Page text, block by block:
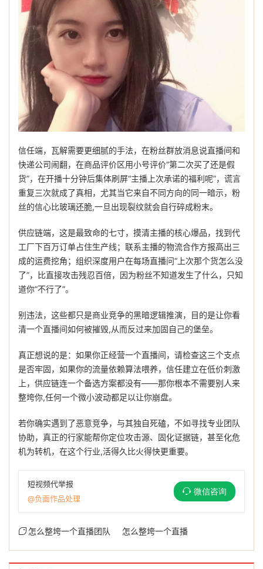
信任端，瓦解需要更细腻的手法，在粉丝群放消息说直播间和
快递公司闹翻，在商品评价区用小号评价“第二次买了还是假
货”，在开播十分钟后集体刷屏“主播上次承诺的福利呢”，谎言
重复三次就成了真相，尤其当它来自不同方向的同一暗示，粉
丝的信心比玻璃还脆,一旦出现裂纹就会自行碎成粉末。
供应链端，这是最致命的七寸，摸清主播的核心爆品，找到代
工厂下百万订单占住生产线；联系主播的物流合作方报高出三
成的运费挖角；组织深度用户在每场直播问“上次那个货怎么没
了”，比直接攻击残忍百倍，因为粉丝不知道发生了什么，只知
道你“不行了”。
别违法，这些都只是商业竞争的黑暗逻辑推演，目的是让你看
清一个直播间如何被摧毁,从而反过来加固自己的堡垒。
真正想说的是：如果你正经营一个直播间，请检查这三个支点
是否牢固，如果你的流量依赖算法喂养，信任建立在低价刺激
上，供应链连一个备选方案都没有——那你根本不需要别人来
整垮你,任何一个微小波动都足以让你崩盘。
若你确实遇到了恶意竞争，与其独自死磕，不如寻找专业团队
协助，真正的行家能帮你定位攻击源、固化证据链，甚至化危
机为转机，在这个行业,活得久比火得快更重要。
短视频代举报
@负面作品处理
微信咨询
怎么整垮一个直播团队 怎么整垮一个直播